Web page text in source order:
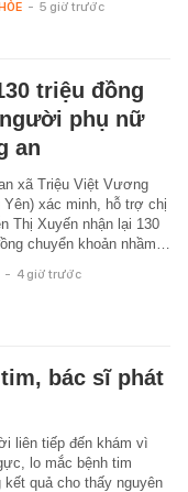
- 5 giờ trước
triệu đồng
phụ nữ
an
xã Triệu Việt Vương
Yên) xác minh, hỗ trợ chị
Thị Xuyến nhận lại 130
chuyển khoản nhầm…
- 4 giờ trước
bác sĩ phát
liên tiếp đến khám vì
lo mắc bệnh tim
kết quả cho thấy nguyên